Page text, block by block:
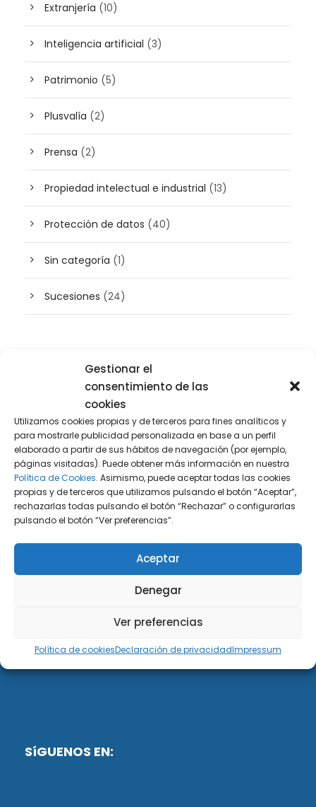
Gestionar el
consentimiento de las
cookies
Utilizamos cookies propias y de terceros para fines analíticos y
para mostrarle publicidad personalizada en base a un perfil
elaborado a partir de sus hábitos de navegación (por ejemplo,
páginas visitadas). Puede obtener más información en nuestra
Política de Cookies. Asimismo, puede aceptar todas las cookies
propias y de terceros que utilizamos pulsando el botón “Aceptar”,
rechazarlas todas pulsando el botón “Rechazar” o configurarlas
pulsando el botón “Ver preferencias”.
Aceptar
Denegar
Ver preferencias
Política de cookiesDeclaración de privacidadImpressum
Extranjería (10)
Inteligencia artificial (3)
Patrimonio (5)
Plusvalía (2)
Prensa (2)
Propiedad intelectual e industrial (13)
Protección de datos (40)
Sin categoría (1)
Sucesiones (24)
Buscador de artículos
DiG ABOGADOS
DiG Abogados es un despacho de abogados
multidisciplinar especializado en las materias de
fiscalidad y mercantil. Llevamos más de 50 años al
SíGUENOS EN: